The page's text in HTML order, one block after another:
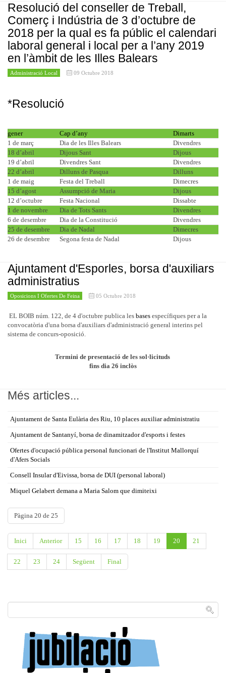
Resolució del conseller de Treball,
Comerç i Indústria de 3 d’octubre de
2018 per la qual es fa públic el calendari
laboral general i local per a l’any 2019
en l’àmbit de les Illes Balears
Administració Local 09 Octubre 2018
*Resolució
gener Cap d’any
Dimarts
1 de març
Dia de les Illes Balears
Divendres
18 d’abril
Dijous Sant
Dijous
19 d’abril
Divendres Sant
Divendres
22 d’abril
Dilluns de Pasqua
Dilluns
1 de maig
Festa del Treball
Dimecres
15 d’agost
Assumpció de Maria
Dijous
12 d’octubre
Festa Nacional
Dissabte
1 de novembre
Dia de Tots Sants
Divendres
6 de desembre
Dia de la Constitució
Divendres
25 de desembre
Dia de Nadal
Dimecres
26 de desembre
Segona festa de Nadal Dijous
Ajuntament d'Esporles, borsa d'auxiliars
administratius
Oposicions I Ofertes De Feina 05 Octubre 2018
EL BOIB núm. 122, de 4 d'octubre publica les bases específiques per a la
convocatòria d'una borsa d'auxiliars d'administració general interins pel
sistema de concurs-oposició.
Termini de presentació de les sol·licituds
fins dia 26 inclòs
Més articles...
Ajuntament de Santa Eulària des Riu, 10 places auxiliar administratiu
Ajuntament de Santanyí, borsa de dinamitzador d'esports i festes
Ofertes d'ocupació pública personal funcionari de l'Institut Mallorquí
d'Afers Socials
Consell Insular d'Eivissa, borsa de DUI (personal laboral)
Miquel Gelabert demana a Maria Salom que dimiteixi
Pàgina 20 de 25
Inici Anterior 15 16 17 18 19 20 21
22 23 24 Següent Final